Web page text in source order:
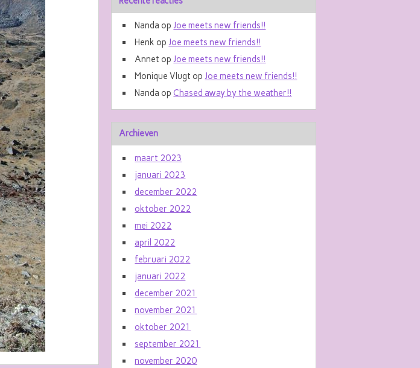
Nanda opJoe meets new friends!!
Henk opJoe meets new friends!!
Annet opJoe meets new friends!!
Monique Vlugt opJoe meets new friends!!
Nanda opChased away by the weather!!
Archieven
maart 2023
januari 2023
december 2022
oktober 2022
mei 2022
april 2022
februari 2022
januari 2022
december 2021
november 2021
oktober 2021
september 2021
november 2020